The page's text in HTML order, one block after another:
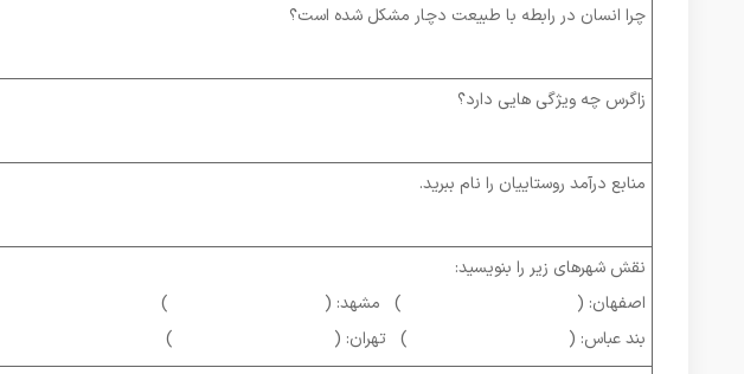
چرا انسان در رابطه با طبیعت دچار مشکل شده است؟
زاگرس چه ویژگی هایی دارد؟
منابع درآمد روستاییان را نام ببرید.
نقش شهرهای زیر را بنویسید:
اصفهان: ( ) مشهد: ( )
بند عباس: ( ) تهران: ( )